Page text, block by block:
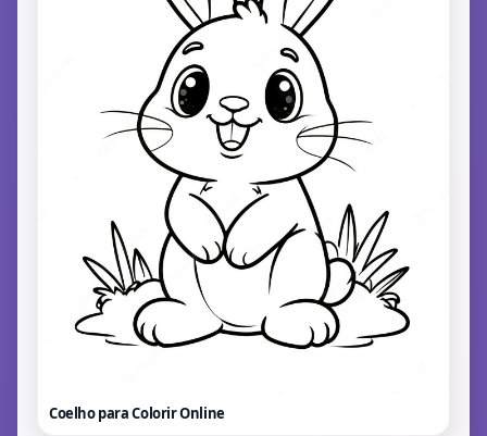
Coelho para ColorirOnline